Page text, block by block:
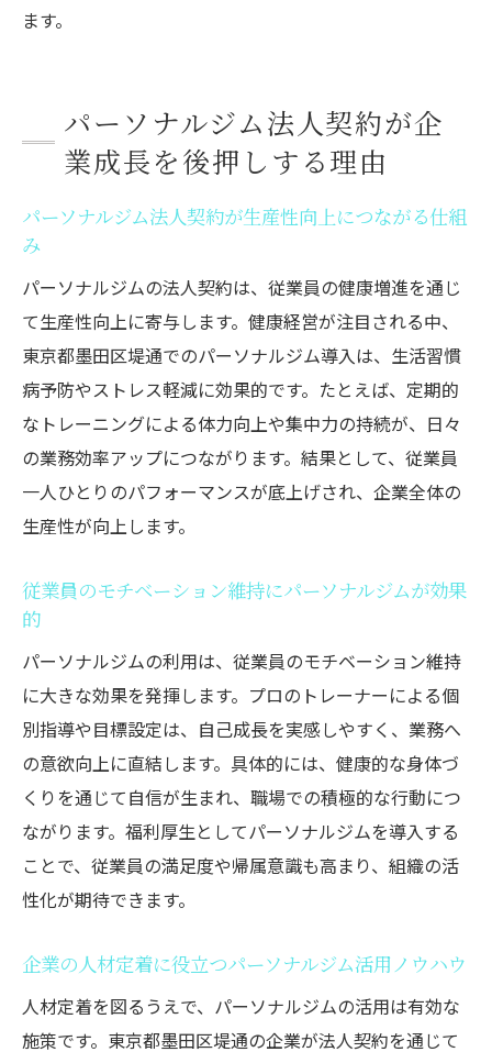
る影響
パーソナルジム福利厚生で健康意識を高め
パーソナルジム法人契約のメリットと成功事例
メリット
企業の健康経営成功例に学ぶパーソナルジ
ム活用法
パーソナルジム法人契約で生まれた実際の
変化とは
法人契約パーソナルジム導入で得た経営効
果の事例
成果
ます。
パーソナルジム法人契約が企
業成長を後押しする理由
パーソナルジム法人契約が生産性向上につながる仕組
み
パーソナルジムの法人契約は、従業員の健康増進を通じ
て生産性向上に寄与します。健康経営が注目される中、
東京都墨田区堤通でのパーソナルジム導入は、生活習慣
病予防やストレス軽減に効果的です。たとえば、定期的
なトレーニングによる体力向上や集中力の持続が、日々
の業務効率アップにつながります。結果として、従業員
一人ひとりのパフォーマンスが底上げされ、企業全体の
生産性が向上します。
従業員のモチベーション維持にパーソナルジムが効果
的
パーソナルジムの利用は、従業員のモチベーション維持
に大きな効果を発揮します。プロのトレーナーによる個
別指導や目標設定は、自己成長を実感しやすく、業務へ
の意欲向上に直結します。具体的には、健康的な身体づ
くりを通じて自信が生まれ、職場での積極的な行動につ
ながります。福利厚生としてパーソナルジムを導入する
ことで、従業員の満足度や帰属意識も高まり、組織の活
性化が期待できます。
企業の人材定着に役立つパーソナルジム活用ノウハウ
人材定着を図るうえで、パーソナルジムの活用は有効な
施策です。東京都墨田区堤通の企業が法人契約を通じて